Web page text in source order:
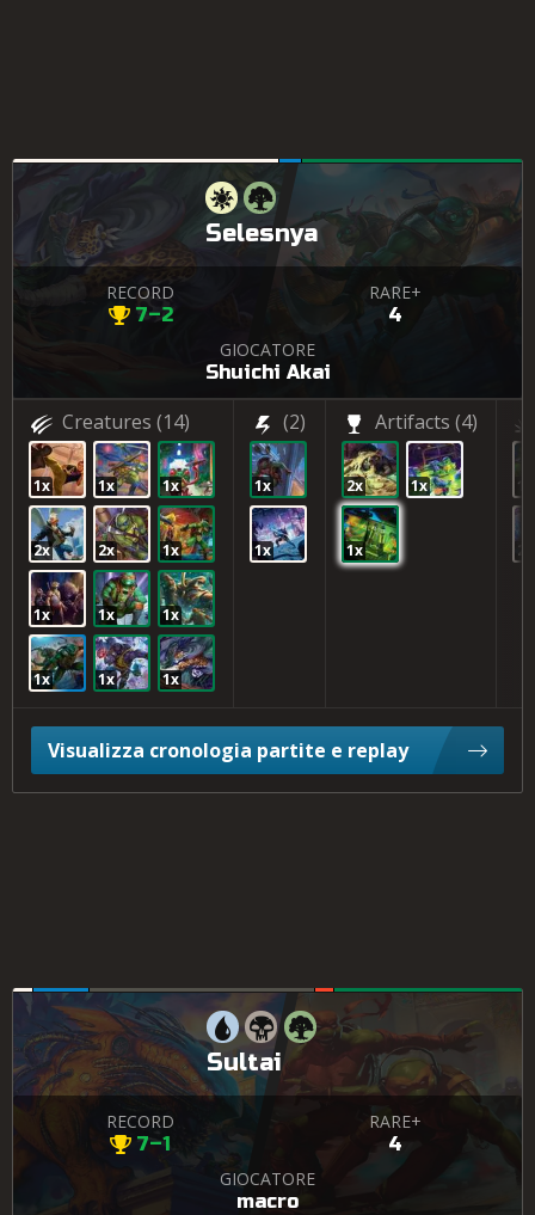
Selesnya
RECORD
7–2
RARE+
4
GIOCATORE
Shuichi Akai
Creatures (14)
1x 1x 1x
2x 2x 1x
1x 1x 1x
1x 1x 1x
(2)
1x
1x
Artifacts (4)
2x 1x
1x
1x
2x
Visualizza cronologia partite e replay
Sultai
RECORD
7–1
RARE+
4
GIOCATORE
macro